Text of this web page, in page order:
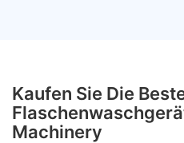
Kaufen Sie Die
Machinery